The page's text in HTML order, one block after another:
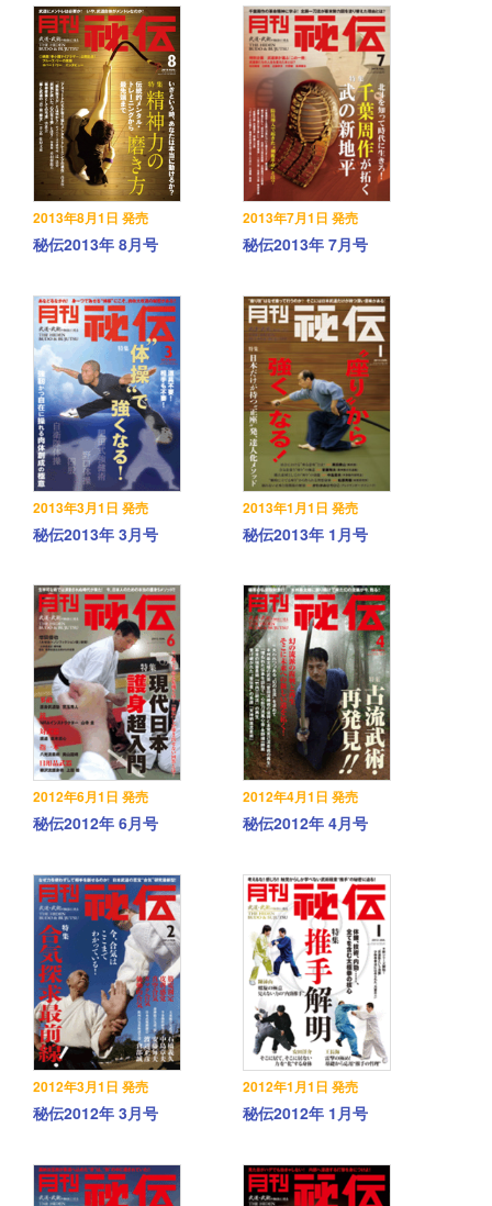
2013年8月1日 発売
秘伝2013年 8月号
2013年7月1日 発売
秘伝2013年 7月号
2013年3月1日 発売
秘伝2013年 3月号
2013年1月1日 発売
秘伝2013年 1月号
2012年6月1日 発売
秘伝2012年 6月号
2012年4月1日 発売
秘伝2012年 4月号
2012年3月1日 発売
秘伝2012年 3月号
2012年1月1日 発売
秘伝2012年 1月号